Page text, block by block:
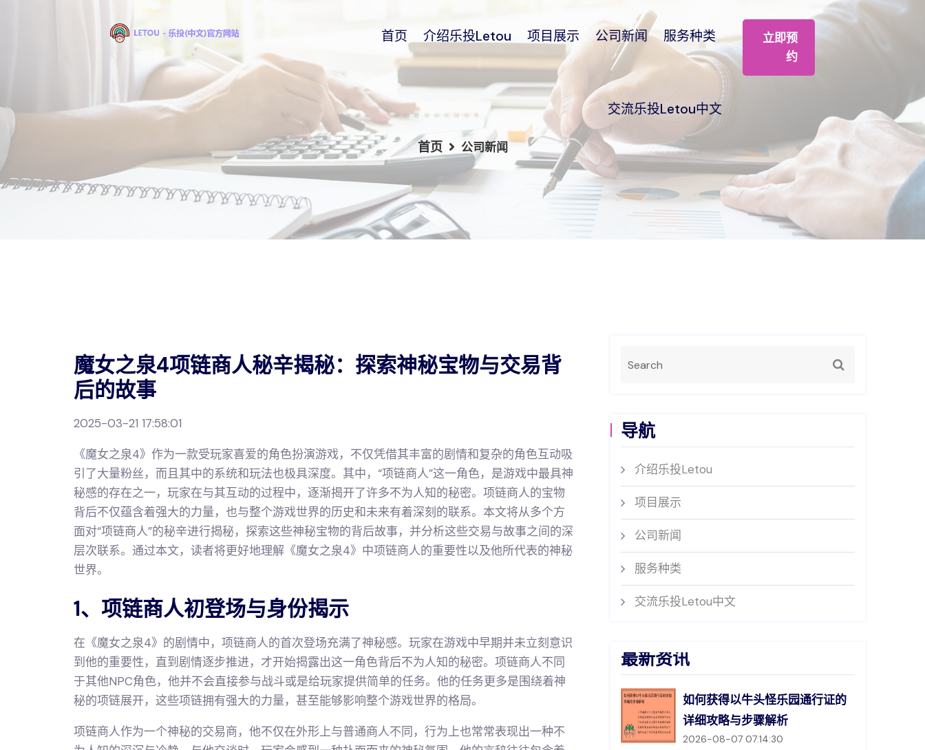
首页 介绍乐投Letou 项目展示 公司新闻 服务种类
交流乐投Letou中文
立即预
约
首页 公司新闻
魔女之泉4项链商人秘辛揭秘：探索神秘宝物与交易背
后的故事
2025-03-21 17:58:01
《魔女之泉4》作为一款受玩家喜爱的角色扮演游戏，不仅凭借其丰富的剧情和复杂的角色互动吸
引了大量粉丝，而且其中的系统和玩法也极具深度。其中，“项链商人”这一角色，是游戏中最具神
秘感的存在之一，玩家在与其互动的过程中，逐渐揭开了许多不为人知的秘密。项链商人的宝物
背后不仅蕴含着强大的力量，也与整个游戏世界的历史和未来有着深刻的联系。本文将从多个方
面对“项链商人”的秘辛进行揭秘，探索这些神秘宝物的背后故事，并分析这些交易与故事之间的深
层次联系。通过本文，读者将更好地理解《魔女之泉4》中项链商人的重要性以及他所代表的神秘
世界。
1、项链商人初登场与身份揭示
在《魔女之泉4》的剧情中，项链商人的首次登场充满了神秘感。玩家在游戏中早期并未立刻意识
到他的重要性，直到剧情逐步推进，才开始揭露出这一角色背后不为人知的秘密。项链商人不同
于其他NPC角色，他并不会直接参与战斗或是给玩家提供简单的任务。他的任务更多是围绕着神
秘的项链展开，这些项链拥有强大的力量，甚至能够影响整个游戏世界的格局。
项链商人作为一个神秘的交易商，他不仅在外形上与普通商人不同，行为上也常常表现出一种不
导航
介绍乐投Letou
项目展示
公司新闻
服务种类
交流乐投Letou中文
最新资讯
如何获得以牛头怪乐园通行证的
详细攻略与步骤解析
2026-08-07 07:14:30